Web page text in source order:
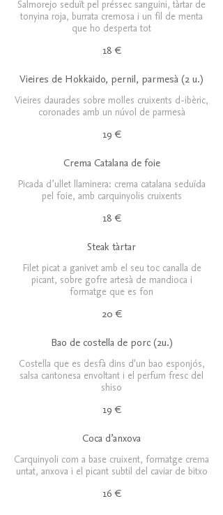
Salmorejo seduït pel préssec sanguini, tàrtar de
tonyina roja, burrata cremosa i un fil de menta
que ho desperta tot
18 €
Vieires de Hokkaido, pernil, parmesà (2 u.)
Vieires daurades sobre molles cruixents d-ibèric,
coronades amb un núvol de parmesà
19 €
Crema Catalana de foie
Picada d’ullet llaminera: crema catalana seduïda
pel foie, amb carquinyolis cruixents
18 €
Steak tàrtar
Filet picat a ganivet amb el seu toc canalla de
picant, sobre gofre artesà de mandioca i
formatge que es fon
20 €
Bao de costella de porc (2u.)
Costella que es desfà dins d'un bao esponjós,
salsa cantonesa envoltant i el perfum fresc del
shiso
19 €
Coca d’anxova
Carquinyoli com a base cruixent, formatge crema
untat, anxova i el picant subtil del caviar de bitxo
16 €